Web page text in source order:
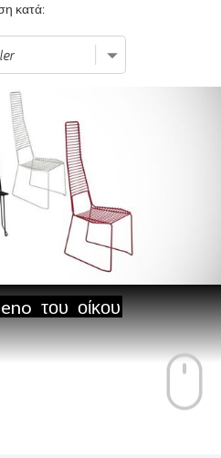
κατά:
του οίκου